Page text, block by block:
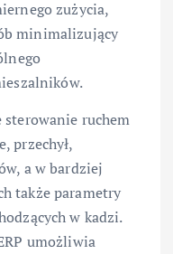
zużycia,
minimalizujący
ruchem
przechył,
a w bardziej
także parametry
w kadzi.
umożliwia